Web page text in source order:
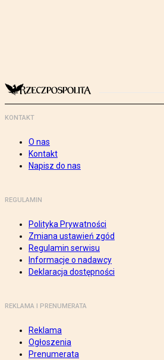
KONTAKT
O nas
Kontakt
Napisz do nas
REGULAMIN
Polityka Prywatności
Zmiana ustawień zgód
Regulamin serwisu
Informacje o nadawcy
Deklaracja dostępności
REKLAMA I PRENUMERATA
Reklama
Ogłoszenia
Prenumerata